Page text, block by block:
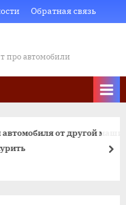
Обратная связь
про автомобили
от другой машины: